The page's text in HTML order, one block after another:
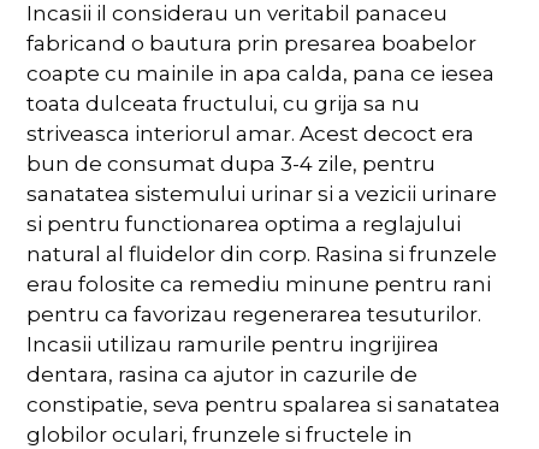
Incasii il considerau un veritabil panaceu
fabricand o bautura prin presarea boabelor
coapte cu mainile in apa calda, pana ce iesea
toata dulceata fructului, cu grija sa nu
striveasca interiorul amar. Acest decoct era
bun de consumat dupa 3-4 zile, pentru
sanatatea sistemului urinar si a vezicii urinare
si pentru functionarea optima a reglajului
natural al fluidelor din corp. Rasina si frunzele
erau folosite ca remediu minune pentru rani
pentru ca favorizau regenerarea tesuturilor.
Incasii utilizau ramurile pentru ingrijirea
dentara, rasina ca ajutor in cazurile de
constipatie, seva pentru spalarea si sanatatea
globilor oculari, frunzele si fructele in